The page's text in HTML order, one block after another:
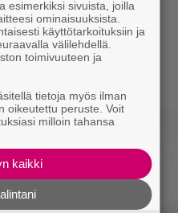
loppui
– Syynä
esimerkiksi sivuista, joilla
ominaisuuksista.
käyttötarkoituksiin ja
välilehdellä.
toimivuuteen ja
tietoja myös ilman
oikeutettu peruste. Voit
milloin tahansa
kaikki